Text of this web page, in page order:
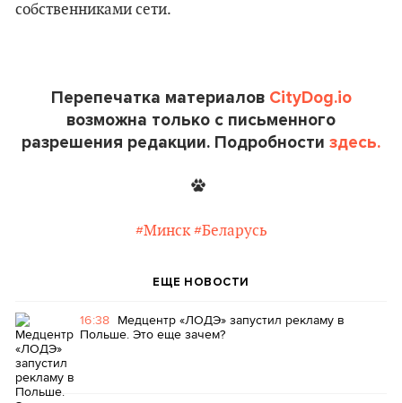
собственниками сети.
Перепечатка материалов CityDog.io
возможна только с письменного
разрешения редакции. Подробности здесь.
#Минск #Беларусь
ЕЩЕ НОВОСТИ
16:38 Медцентр «ЛОДЭ» запустил рекламу в
Польше. Это еще зачем?